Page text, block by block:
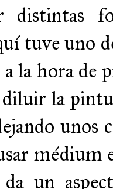
distintas
tuve uno
la hora de
la
médium
un